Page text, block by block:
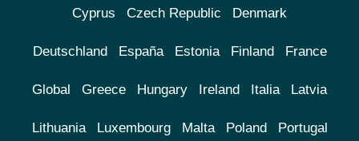
Cyprus Czech Republic Denmark
Deutschland España Estonia Finland France
Global Greece Hungary Ireland Italia Latvia
Lithuania Luxembourg Malta Poland Portugal